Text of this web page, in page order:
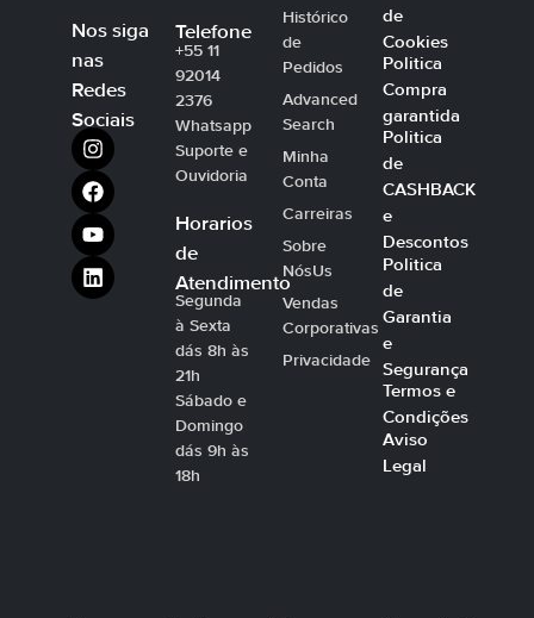
Nos siga
nas
Redes
Sociais
Telefone
+55 11
92014
2376
Whatsapp
Suporte e
Ouvidoria
Horarios
de
Atendimento
Segunda
à Sexta
dás 8h às
21h
Sábado e
Domingo
dás 9h às
18h
Histórico
de
Pedidos
Advanced
Search
Minha
Conta
Carreiras
Sobre
NósUs
Vendas
Corporativas
Privacidade
de
Cookies
Politica
Compra
garantida
Politica
de
CASHBACK
e
Descontos
Politica
de
Garantia
e
Segurança
Termos e
Condições
Aviso
Legal